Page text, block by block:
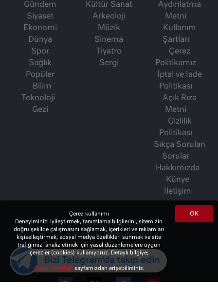
Gündem
Siyaset
Ekonomi
Dünya
Spor
Sağlık
Popüler
Bilim
Teknoloji
Gezi
Kültür Sanat
Arkeoloji
Müzik
Sinema
Tiyatro
Sergi
Aydınlatma
Metni
Kullanım
Şartları
Çerez
Politikamız
İptal ve İade
Politikası
Açık Rıza
Metni
Gizlilik
Politikası
Sıkça Sorulan
Sorular
Hakkımızda
Künye
İletişim
İsmet Berkan Yazıları
Ertuğrul Özkök Yazıları
Haftalık Gazete
OK
Çerez kullanımı
Deneyiminizi iyileştirmek, tanımlama bilgilerini, sitemizin
doğru şekilde çalışmasını sağlamak, içerikleri ve reklamları
kişiselleştirmek, sosyal medya özellikleri sunmak ve site
trafiğimizi analiz etmek için yasal düzenlemelere uygun
çerezler (cookies) kullanıyoruz. Detaylı bilgiye;
Çerez Politikasısayfamızdan erişebilirsiniz.
Bizi Telegram'da takip edin